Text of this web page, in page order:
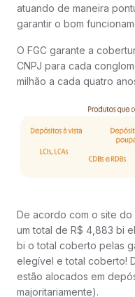
atuando de maneira
garantir o bom
O FGC garante a
CNPJ para cada
milhão a cada quatro
De acordo com o site do
um total de R$ 4,883 bi
bi o total coberto pelas
elegível e total coberto!
estão alocados em
majoritariamente).